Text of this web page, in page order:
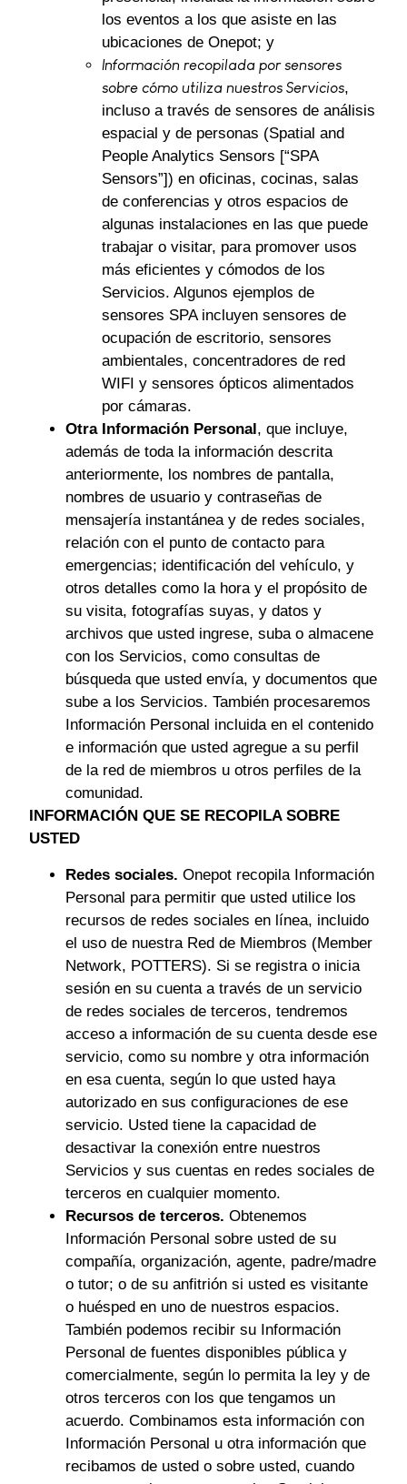
los eventos a los que asiste en las
ubicaciones de Onepot; y
Información recopilada por sensores
sobre cómo utiliza nuestros Servicios,
incluso a través de sensores de análisis
espacial y de personas (Spatial and
People Analytics Sensors [“SPA
Sensors”]) en oficinas, cocinas, salas
de conferencias y otros espacios de
algunas instalaciones en las que puede
trabajar o visitar, para promover usos
más eficientes y cómodos de los
Servicios. Algunos ejemplos de
sensores SPA incluyen sensores de
ocupación de escritorio, sensores
ambientales, concentradores de red
WIFI y sensores ópticos alimentados
por cámaras.
Otra Información Personal , que incluye,
además de toda la información descrita
anteriormente, los nombres de pantalla,
nombres de usuario y contraseñas de
mensajería instantánea y de redes sociales,
relación con el punto de contacto para
emergencias; identificación del vehículo, y
otros detalles como la hora y el propósito de
su visita, fotografías suyas, y datos y
archivos que usted ingrese, suba o almacene
con los Servicios, como consultas de
búsqueda que usted envía, y documentos que
sube a los Servicios. También procesaremos
Información Personal incluida en el contenido
e información que usted agregue a su perfil
de la red de miembros u otros perfiles de la
comunidad.
INFORMACIÓN QUE SE RECOPILA SOBRE
USTED
Redes sociales. Onepot recopila Información
Personal para permitir que usted utilice los
recursos de redes sociales en línea, incluido
el uso de nuestra Red de Miembros (Member
Network, POTTERS). Si se registra o inicia
sesión en su cuenta a través de un servicio
de redes sociales de terceros, tendremos
acceso a información de su cuenta desde ese
servicio, como su nombre y otra información
en esa cuenta, según lo que usted haya
autorizado en sus configuraciones de ese
servicio. Usted tiene la capacidad de
desactivar la conexión entre nuestros
Servicios y sus cuentas en redes sociales de
terceros en cualquier momento.
Recursos de terceros. Obtenemos
Información Personal sobre usted de su
compañía, organización, agente, padre/madre
o tutor; o de su anfitrión si usted es visitante
o huésped en uno de nuestros espacios.
También podemos recibir su Información
Personal de fuentes disponibles pública y
comercialmente, según lo permita la ley y de
otros terceros con los que tengamos un
acuerdo. Combinamos esta información con
Información Personal u otra información que
recibamos de usted o sobre usted, cuando